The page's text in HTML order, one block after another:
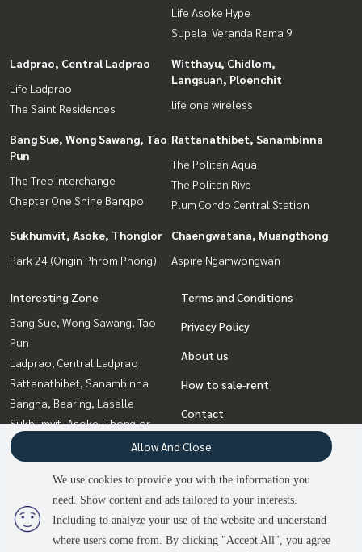
2 people are viewing
Life Asoke Hype
Supalai Veranda Rama 9
Ladprao, Central Ladprao
Life Ladprao
The Saint Residences
Witthayu, Chidlom,
Langsuan, Ploenchit
life one wireless
Bang Sue, Wong Sawang, Tao
Pun
The Tree Interchange
Chapter One Shine Bangpo
Rattanathibet, Sanambinna
The Politan Aqua
The Politan Rive
Plum Condo Central Station
Sukhumvit, Asoke, Thonglor
Park 24 (Origin Phrom Phong)
Chaengwatana, Muangthong
Aspire Ngamwongwan
Interesting Zone
Bang Sue, Wong Sawang, Tao
Pun
Ladprao, Central Ladprao
Rattanathibet, Sanambinna
Bangna, Bearing, Lasalle
Sukhumvit, Asoke, Thonglor
Rama9, Petchburi, RCA
Witthayu, Chidlom, Langsuan,
Ploenchit
Chaengwatana, Muangthong
Terms and Conditions
Privacy Policy
About us
How to sale-rent
Contact
We use cookies to provide you with the information you
need. Show content and ads tailored to your interests.
Including to analyze your use of the website and understand
where users come from. By clicking "Accept All", you agree
Allow And Close